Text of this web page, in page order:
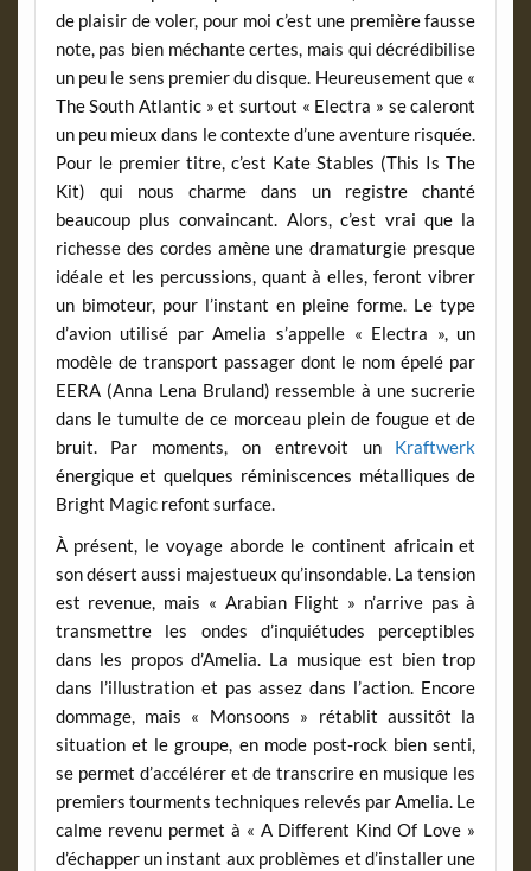
de plaisir de voler, pour moi c’est une première fausse
note, pas bien méchante certes, mais qui décrédibilise
un peu le sens premier du disque. Heureusement que «
The South Atlantic » et surtout « Electra » se caleront
un peu mieux dans le contexte d’une aventure risquée.
Pour le premier titre, c’est Kate Stables (This Is The
Kit) qui nous charme dans un registre chanté
beaucoup plus convaincant. Alors, c’est vrai que la
richesse des cordes amène une dramaturgie presque
idéale et les percussions, quant à elles, feront vibrer
un bimoteur, pour l’instant en pleine forme. Le type
d’avion utilisé par Amelia s’appelle « Electra », un
modèle de transport passager dont le nom épelé par
EERA (Anna Lena Bruland) ressemble à une sucrerie
dans le tumulte de ce morceau plein de fougue et de
bruit. Par moments, on entrevoit un Kraftwerk
énergique et quelques réminiscences métalliques de
Bright Magic refont surface.
À présent, le voyage aborde le continent africain et
son désert aussi majestueux qu’insondable. La tension
est revenue, mais « Arabian Flight » n’arrive pas à
transmettre les ondes d’inquiétudes perceptibles
dans les propos d’Amelia. La musique est bien trop
dans l’illustration et pas assez dans l’action. Encore
dommage, mais « Monsoons » rétablit aussitôt la
situation et le groupe, en mode post-rock bien senti,
se permet d’accélérer et de transcrire en musique les
premiers tourments techniques relevés par Amelia. Le
calme revenu permet à « A Different Kind Of Love »
d’échapper un instant aux problèmes et d’installer une